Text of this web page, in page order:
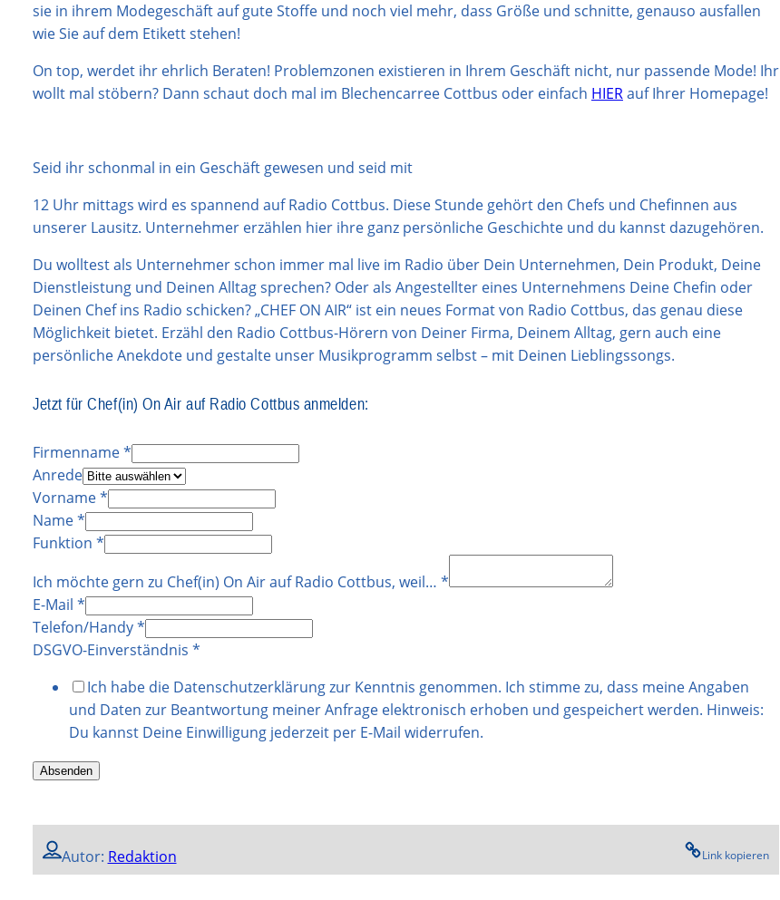
sie in ihrem Modegeschäft auf gute Stoffe und noch viel mehr, dass Größe und schnitte, genauso ausfallen
wie Sie auf dem Etikett stehen!
On top, werdet ihr ehrlich Beraten! Problemzonen existieren in Ihrem Geschäft nicht, nur passende Mode! Ihr
wollt mal stöbern? Dann schaut doch mal im Blechencarree Cottbus oder einfach HIERauf Ihrer Homepage!
Seid ihr schonmal in ein Geschäft gewesen und seid mit
12 Uhr mittags wird es spannend auf Radio Cottbus. Diese Stunde gehört den Chefs und Chefinnen aus
unserer Lausitz. Unternehmer erzählen hier ihre ganz persönliche Geschichte und du kannst dazugehören.
Du wolltest als Unternehmer schon immer mal live im Radio über Dein Unternehmen, Dein Produkt, Deine
Dienstleistung und Deinen Alltag sprechen? Oder als Angestellter eines Unternehmens Deine Chefin oder
Deinen Chef ins Radio schicken? „CHEF ON AIR“ ist ein neues Format von Radio Cottbus, das genau diese
Möglichkeit bietet. Erzähl den Radio Cottbus-Hörern von Deiner Firma, Deinem Alltag, gern auch eine
persönliche Anekdote und gestalte unser Musikprogramm selbst – mit Deinen Lieblingssongs.
Jetzt für Chef(in) On Air auf Radio Cottbus anmelden:
Firmenname*
Anrede
Vorname*
Name*
Funktion *
Ich möchte gern zu Chef(in) On Air auf Radio Cottbus, weil… *
E-Mail *
Telefon/Handy*
DSGVO-Einverständnis *
Ich habe die Datenschutzerklärung zur Kenntnis genommen. Ich stimme zu, dass meine Angaben
und Daten zur Beantwortung meiner Anfrage elektronisch erhoben und gespeichert werden. Hinweis:
Du kannst Deine Einwilligung jederzeit per E-Mail widerrufen.
Absenden
Autor: Redaktion Link kopieren